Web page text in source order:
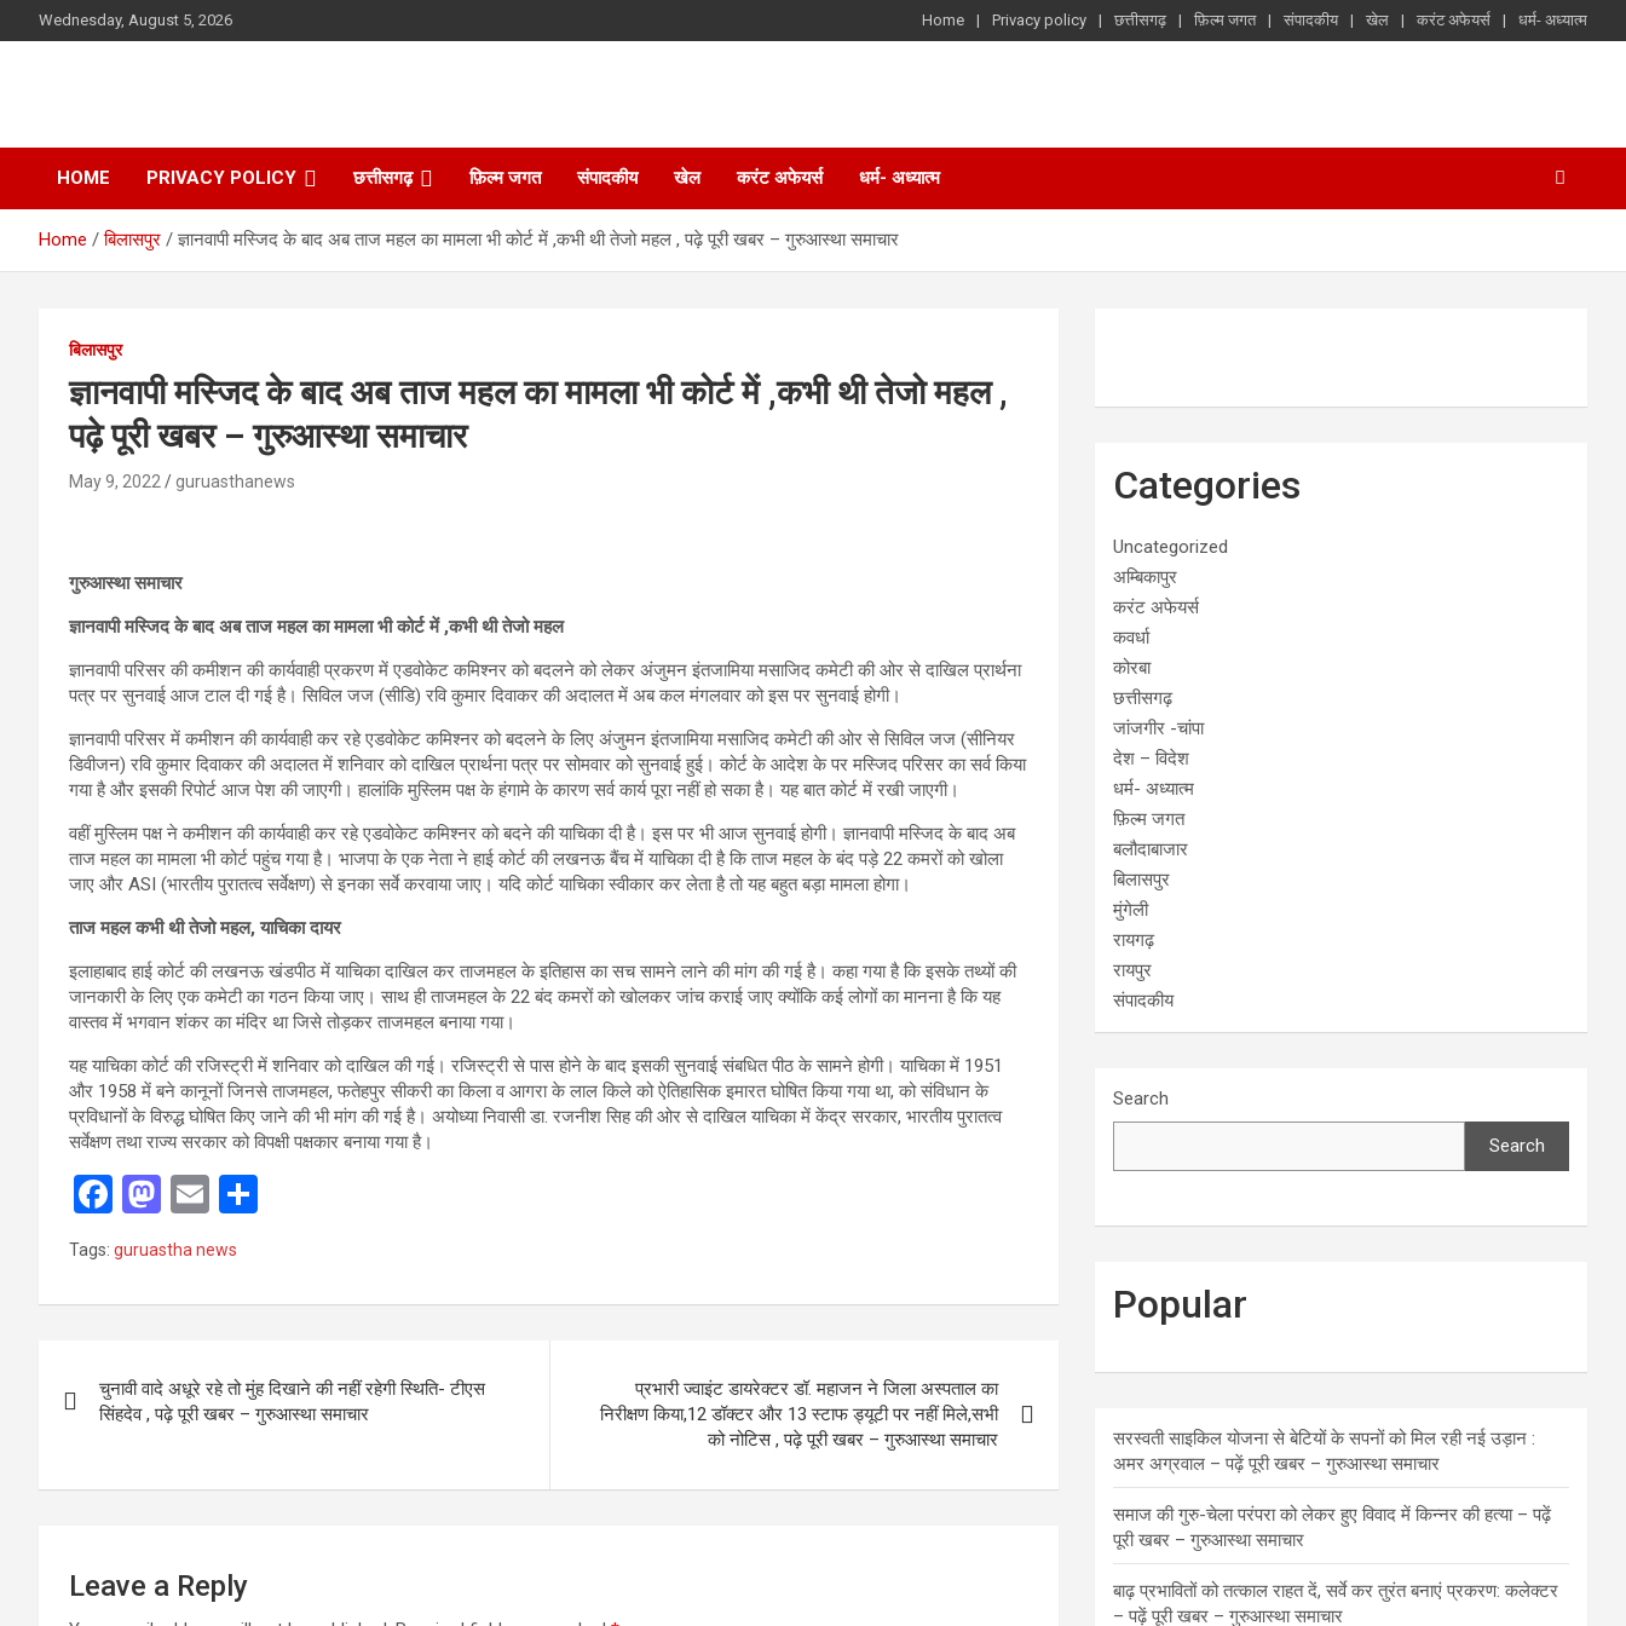
to
Wednesday, August 5, 2026 Home Privacy policy छत्तीसगढ़ फ़िल्म जगत संपादकीय खेल करंट अफेयर्स धर्म- अध्यात्म
HOME PRIVACY POLICY छत्तीसगढ़ फ़िल्म जगत संपादकीय खेल करंट अफेयर्स धर्म- अध्यात्म
Home बिलासपुर ज्ञानवापी मस्जिद के बाद अब ताज महल का मामला भी कोर्ट में ,कभी थी तेजो महल , पढ़े पूरी खबर – गुरुआस्था समाचार
बिलासपुर
ज्ञानवापी मस्जिद के बाद अब ताज महल का मामला भी कोर्ट में ,कभी थी तेजो महल ,
पढ़े पूरी खबर – गुरुआस्था समाचार
May 9, 2022 guruasthanews
गुरुआस्था समाचार
ज्ञानवापी मस्जिद के बाद अब ताज महल का मामला भी कोर्ट में ,कभी थी तेजो महल
ज्ञानवापी परिसर की कमीशन की कार्यवाही प्रकरण में एडवोकेट कमिश्नर को बदलने को लेकर अंजुमन इंतजामिया मसाजिद कमेटी की ओर से दाखिल प्रार्थना
पत्र पर सुनवाई आज टाल दी गई है। सिविल जज (सीडि) रवि कुमार दिवाकर की अदालत में अब कल मंगलवार को इस पर सुनवाई होगी।
ज्ञानवापी परिसर में कमीशन की कार्यवाही कर रहे एडवोकेट कमिश्नर को बदलने के लिए अंजुमन इंतजामिया मसाजिद कमेटी की ओर से सिविल जज (सीनियर
डिवीजन) रवि कुमार दिवाकर की अदालत में शनिवार को दाखिल प्रार्थना पत्र पर सोमवार को सुनवाई हुई। कोर्ट के आदेश के पर मस्जिद परिसर का सर्व किया
गया है और इसकी रिपोर्ट आज पेश की जाएगी। हालांकि मुस्लिम पक्ष के हंगामे के कारण सर्व कार्य पूरा नहीं हो सका है। यह बात कोर्ट में रखी जाएगी।
वहीं मुस्लिम पक्ष ने कमीशन की कार्यवाही कर रहे एडवोकेट कमिश्नर को बदने की याचिका दी है। इस पर भी आज सुनवाई होगी। ज्ञानवापी मस्जिद के बाद अब
ताज महल का मामला भी कोर्ट पहुंच गया है। भाजपा के एक नेता ने हाई कोर्ट की लखनऊ बैंच में याचिका दी है कि ताज महल के बंद पड़े 22 कमरों को खोला
जाए और ASI (भारतीय पुरातत्व सर्वेक्षण) से इनका सर्वे करवाया जाए। यदि कोर्ट याचिका स्वीकार कर लेता है तो यह बहुत बड़ा मामला होगा।
ताज महल कभी थी तेजो महल, याचिका दायर
इलाहाबाद हाई कोर्ट की लखनऊ खंडपीठ में याचिका दाखिल कर ताजमहल के इतिहास का सच सामने लाने की मांग की गई है। कहा गया है कि इसके तथ्यों की
जानकारी के लिए एक कमेटी का गठन किया जाए। साथ ही ताजमहल के 22 बंद कमरों को खोलकर जांच कराई जाए क्योंकि कई लोगों का मानना है कि यह
वास्तव में भगवान शंकर का मंदिर था जिसे तोड़कर ताजमहल बनाया गया।
यह याचिका कोर्ट की रजिस्ट्री में शनिवार को दाखिल की गई। रजिस्ट्री से पास होने के बाद इसकी सुनवाई संबधित पीठ के सामने होगी। याचिका में 1951
और 1958 में बने कानूनों जिनसे ताजमहल, फतेहपुर सीकरी का किला व आगरा के लाल किले को ऐतिहासिक इमारत घोषित किया गया था, को संविधान के
प्रविधानों के विरुद्ध घोषित किए जाने की भी मांग की गई है। अयोध्या निवासी डा. रजनीश सिह की ओर से दाखिल याचिका में केंद्र सरकार, भारतीय पुरातत्व
सर्वेक्षण तथा राज्य सरकार को विपक्षी पक्षकार बनाया गया है।
F
ce
b
o
k
M
a
st
o
o
n
E
ail
e
Tags: guruastha news
navigation
चुनावी वादे अधूरे रहे तो मुंह दिखाने की नहीं रहेगी स्थिति- टीएस
सिंहदेव , पढ़े पूरी खबर – गुरुआस्था समाचार
प्रभारी ज्वाइंट डायरेक्टर डॉ. महाजन ने जिला अस्पताल का
निरीक्षण किया,12 डॉक्टर और 13 स्टाफ ड्यूटी पर नहीं मिले,सभी
को नोटिस , पढ़े पूरी खबर – गुरुआस्था समाचार
Leave a Reply
Categories
Uncategorized
अम्बिकापुर
करंट अफेयर्स
कवर्धा
कोरबा
छत्तीसगढ़
जांजगीर -चांपा
देश – विदेश
धर्म- अध्यात्म
फ़िल्म जगत
बलौदाबाजार
बिलासपुर
मुंगेली
रायगढ़
रायपुर
संपादकीय
Search
Search
Popular
सरस्वती साइकिल योजना से बेटियों के सपनों को मिल रही नई उड़ान :
अमर अग्रवाल – पढ़ें पूरी खबर – गुरुआस्था समाचार
समाज की गुरु-चेला परंपरा को लेकर हुए विवाद में किन्नर की हत्या – पढ़ें
पूरी खबर – गुरुआस्था समाचार
बाढ़ प्रभावितों को तत्काल राहत दें, सर्वे कर तुरंत बनाएं प्रकरण: कलेक्टर
– पढ़ें पूरी खबर – गुरुआस्था समाचार